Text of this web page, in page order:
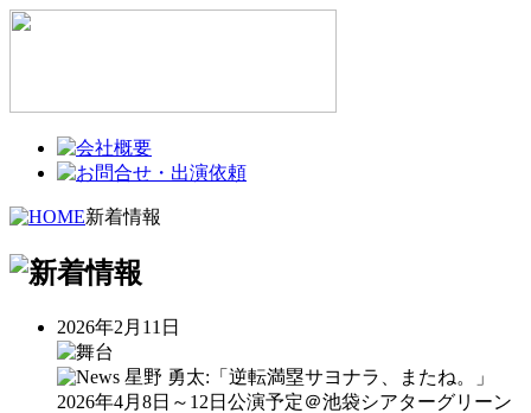
新着情報
2026年2月11日
星野 勇太:「逆転満塁サヨナラ、またね。」
2026年4月8日～12日公演予定＠池袋シアターグリーン